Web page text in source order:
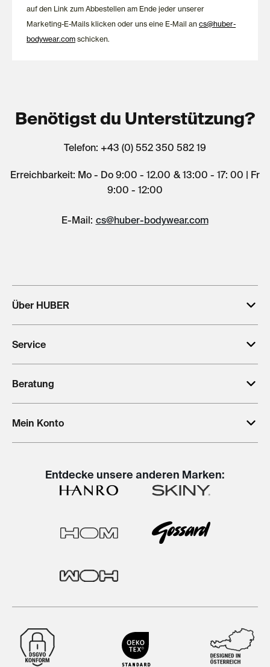
auf den Link zum Abbestellen am Ende jeder unserer
Marketing-E-Mails klicken oder uns eine E-Mail ancs@huber-
bodywear.com schicken.
Benötigst du Unterstützung?
Telefon: +43 (0) 552 350 582 19
Erreichbarkeit: Mo - Do 9:00 - 12.00 & 13:00 - 17: 00 | Fr
9:00 - 12:00
E-Mail: cs@huber-bodywear.com
Über HUBER
Service
Beratung
Mein Konto
Entdecke unsere anderen Marken: